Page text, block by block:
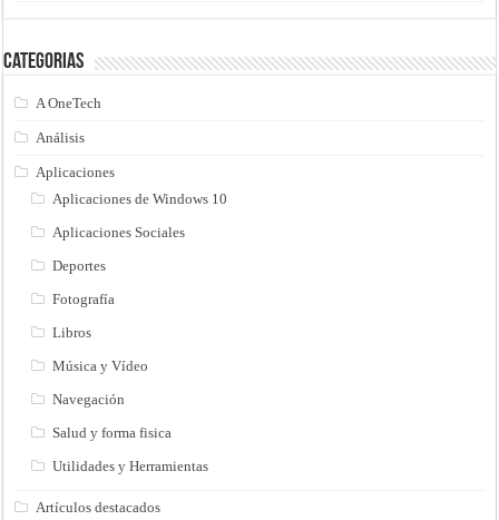
Categorias
A OneTech
Análisis
Aplicaciones
Aplicaciones de Windows 10
Aplicaciones Sociales
Deportes
Fotografía
Libros
Música y Vídeo
Navegación
Salud y forma fisica
Utilidades y Herramientas
Artículos destacados